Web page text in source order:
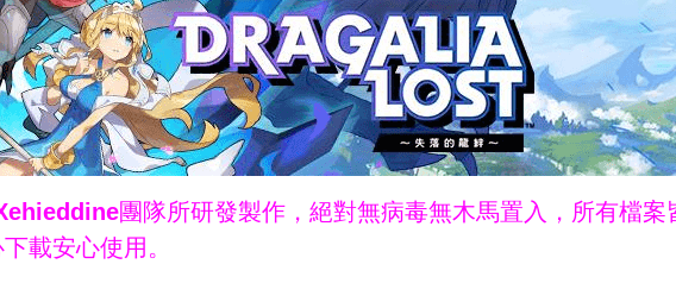
團隊所研發製作，絕對無病毒無木馬置入，所有檔案
載安心使用。